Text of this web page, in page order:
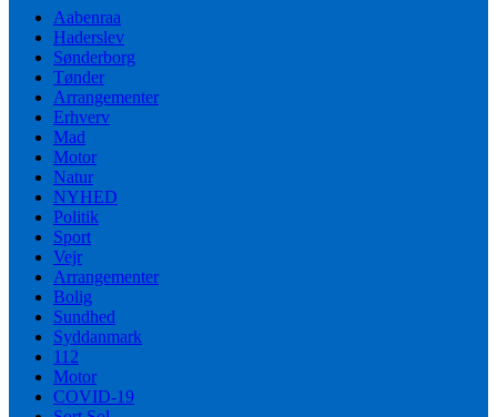
Aabenraa
Haderslev
Sønderborg
Tønder
Arrangementer
Erhverv
Mad
Motor
Natur
NYHED
Politik
Sport
Vejr
Arrangementer
Bolig
Sundhed
Syddanmark
112
Motor
COVID-19